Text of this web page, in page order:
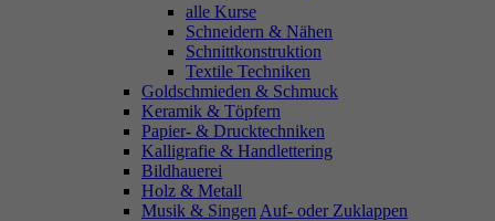
alle Kurse
Schneidern & Nähen
Schnittkonstruktion
Textile Techniken
Goldschmieden & Schmuck
Keramik & Töpfern
Papier- & Drucktechniken
Kalligrafie & Handlettering
Bildhauerei
Holz & Metall
Musik & Singen Auf- oder Zuklappen